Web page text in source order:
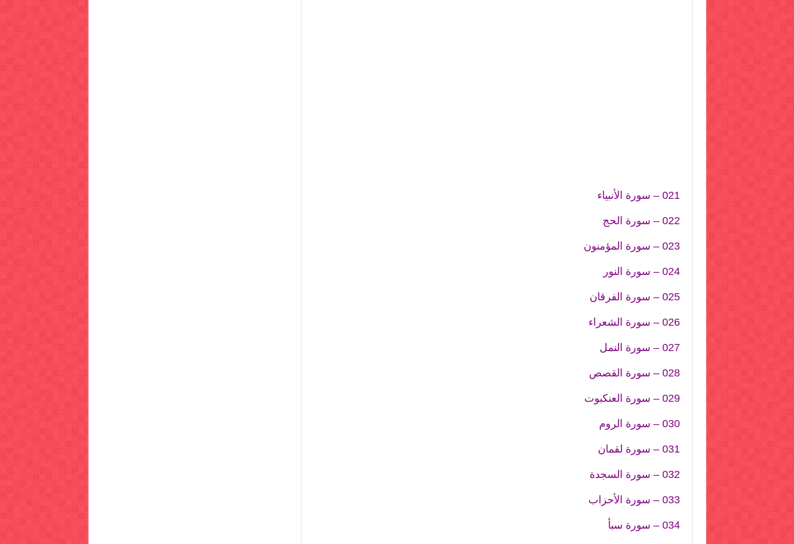
021 – سورة الأنبياء
022 – سورة الحج
023 – سورة المؤمنون
024 – سورة النور
025 – سورة الفرقان
026 – سورة الشعراء
027 – سورة النمل
028 – سورة القصص
029 – سورة العنكبوت
030 – سورة الروم
031 – سورة لقمان
032 – سورة السجدة
033 – سورة الأحزاب
034 – سورة سبأ